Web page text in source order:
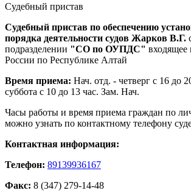
Судебный пристав
Судебный пристав по обеспечению
порядка деятельности судов Жарков В.Г.
подразделении "СО по ОУПДС"
России по Республике Алтай
Время приема: Нач. отд. - четверг с 16 до
суббота с 10 до 13 час. Зам. Нач.
Часы работы и время приема граждан по
можно узнать по контактному телефону
Контактная информация:
Телефон: 89139936167
Факс: 8 (347) 279-14-48